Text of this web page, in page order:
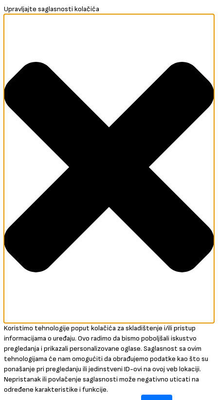
Upravljajte saglasnosti kolačića
Koristimo tehnologije poput kolačića za skladištenje i/ili pristup
informacijama o uređaju. Ovo radimo da bismo poboljšali iskustvo
pregledanja i prikazali personalizovane oglase. Saglasnost sa ovim
tehnologijama će nam omogućiti da obrađujemo podatke kao što su
ponašanje pri pregledanju ili jedinstveni ID-ovi na ovoj veb lokaciji.
Nepristanak ili povlačenje saglasnosti može negativno uticati na
određene karakteristike i funkcije.